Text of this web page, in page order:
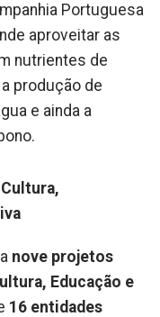
Portuguesa
aproveitar as
nutrientes de
produção de
e ainda a
Cultura,
nove projetos
Educação e
16 entidades